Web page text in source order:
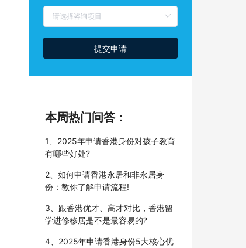
提交申请
本周热门问答：
1、2025年申请香港身份对孩子教育
有哪些好处?
2、如何申请香港永居和非永居身
份：教你了解申请流程!
3、跟香港优才、高才对比，香港留
学进修移居是不是最容易的?
4、2025年申请香港身份5大核心优